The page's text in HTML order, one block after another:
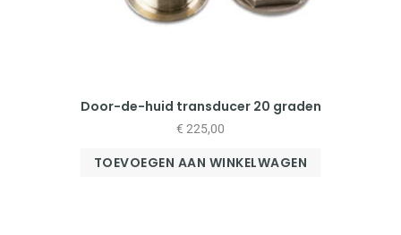
Door-de-huid transducer 20 graden
€ 225,00
TOEVOEGEN AAN WINKELWAGEN